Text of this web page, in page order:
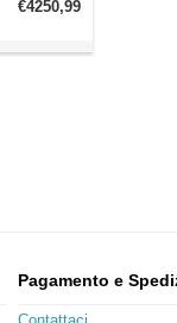
€4250,99
Pagamento e